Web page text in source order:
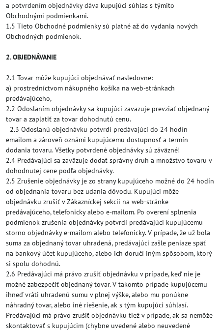
a potvrdením objednávky dáva kupujúci súhlas s týmito
Obchodnými podmienkami.
1.5 Tieto Obchodné podmienky sú platné až do vydania nových
Obchodných podmienok.
2. OBJEDNÁVANIE
2.1 Tovar môže kupujúci objednávať nasledovne:
a) prostredníctvom nákupného košíka na web-stránkach
predávajúceho,
2.2 Odoslaním objednávky sa kupujúci zaväzuje prevziať objednaný
tovar a zaplatiť za tovar dohodnutú cenu.
2.3 Odoslanú objednávku potvrdí predávajúci do 24 hodín
emailom a zároveň oznámi kupujúcemu dostupnosť a termín
dodania tovaru. Všetky potvrdené objednávky sú záväzné!
2.4 Predávajúci sa zaväzuje dodať správny druh a množstvo tovaru v
dohodnutej cene podľa objednávky.
2.5 Zrušenie objednávky je zo strany kupujúceho možné do 24 hodín
od objednania tovaru bez udania dôvodu. Kupujúci môže
objednávku zrušiť v Zákazníckej sekcii na web-stránke
predávajúceho, telefonicky alebo e-mailom. Po overení splnenia
podmienok zrušenia objednávky potvrdí predávajúci kupujúcemu
storno objednávky e-mailom alebo telefonicky. V prípade, že už bola
suma za objednaný tovar uhradená, predávajúci zašle peniaze späť
na bankový účet kupujúceho, alebo ich doručí iným spôsobom, ktorý
si spolu dohodnú.
2.6 Predávajúci má právo zrušiť objednávku v prípade, keď nie je
možné zabezpečiť objednaný tovar. V takomto prípade kupujúcemu
ihneď vráti uhradenú sumu v plnej výške, alebo mu ponúkne
náhradný tovar, alebo iné riešenie, ak s tým kupujúci súhlasí.
Predávajúci má právo zrušiť objednávku tiež v prípade, ak sa nemôže
skontaktovať s kupujúcim (chybne uvedené alebo neuvedené